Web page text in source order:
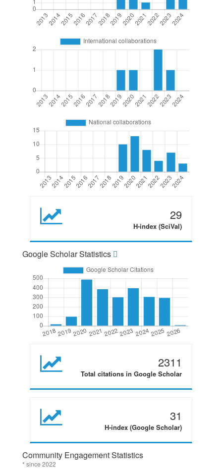
29
H-index (SciVal)
Google Scholar Statistics
2311
Total citations in Google Scholar
31
H-index (Google Scholar)
Community Engagement Statistics
* since 2022